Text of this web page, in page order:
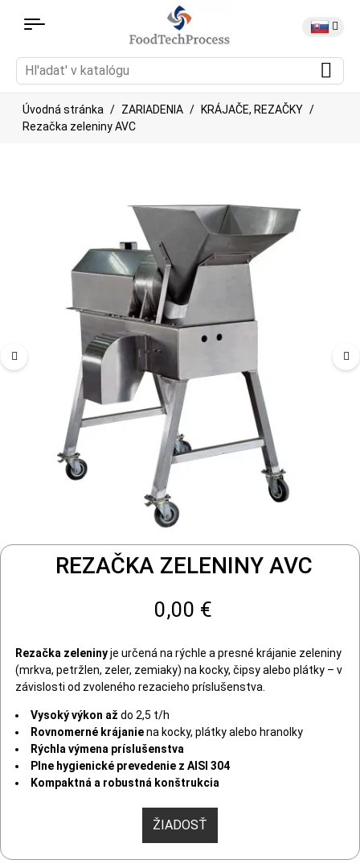
Úvodná stránka ZARIADENIA
KRÁJAČE, REZAČKY
Rezačka zeleniny AVC
REZAČKA ZELENINY AVC
0,00 €
Rezačka zeleninyje určená na rýchle a presné krájanie zeleniny
(mrkva, petržlen, zeler, zemiaky) na kocky, čipsy alebo plátky – v
závislosti od zvoleného rezacieho príslušenstva.
Vysoký výkon až do 2,5 t/h
Rovnomerné krájaniena kocky, plátky alebo hranolky
Rýchla výmena príslušenstva
Plne hygienické prevedenie z AISI 304
Kompaktná a robustná konštrukcia
ŽIADOSŤ